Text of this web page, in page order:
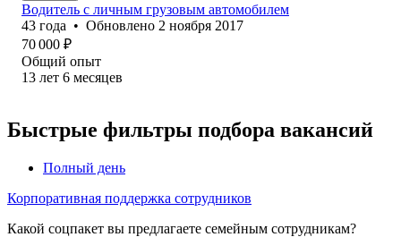
Водитель‎ с личным грузовым автомобилем
43 года • Обновлено 2 ноября 2017
70 000 ₽
Общий опыт
13 лет 6 месяцев
Быстрые фильтры подбора вакансий
Полный день
Корпоративная поддержка сотрудников
Какой соцпакет вы предлагаете семейным сотрудникам?